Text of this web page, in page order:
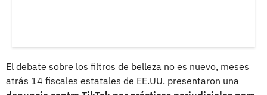
El debate sobre los filtros de belleza no es nuevo, meses
atrás 14 fiscales estatales de EE.UU. presentaron una